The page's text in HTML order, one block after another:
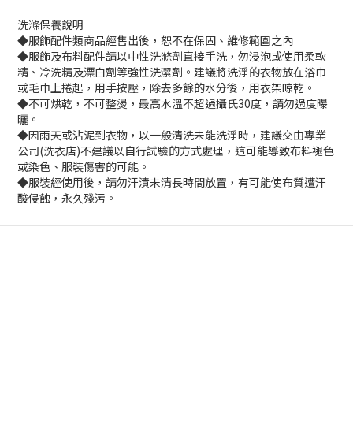
洗滌保養說明
◆服飾配件類商品經售出後，恕不在保固、維修範圍之內
◆服飾及布料配件請以中性洗滌劑直接手洗，勿浸泡或使用柔軟
精、冷洗精及漂白劑等強性洗潔劑。建議將洗淨的衣物放在浴巾
或毛巾上捲起，用手按壓，除去多餘的水分後，用衣架晾乾。
◆不可烘乾，不可整燙，最高水溫不超過攝氏30度，請勿過度曝
曬。
◆因雨天或沾泥到衣物，以一般清洗未能洗淨時，建議交由專業
公司(洗衣店)不建議以自行試驗的方式處理，這可能導致布料褪色
或染色、服裝傷害的可能。
◆服裝經使用後，請勿汗漬未清長時間放置，有可能使布質遭汗
酸侵蝕，永久殘污。